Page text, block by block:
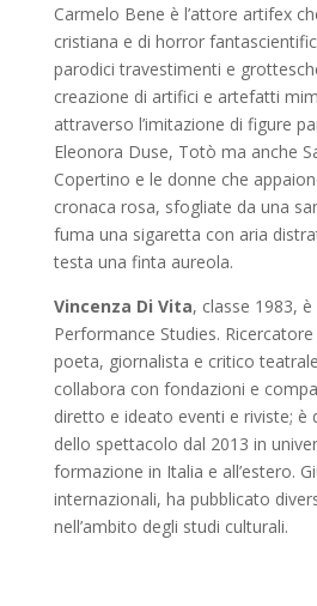
Carmelo Bene è l’attore artifex
cristiana e di horror
parodici travestimenti e
creazione di artifici e artefatti
attraverso l’imitazione di figure
Eleonora Duse, Totò ma anche
Copertino e le donne che
cronaca rosa, sfogliate da una
fuma una sigaretta con aria
testa una finta aureola.
Vincenza Di Vita, classe 1983,
Performance Studies.
poeta, giornalista e critico
collabora con fondazioni e
diretto e ideato eventi e riviste; è
dello spettacolo dal 2013 in
formazione in Italia e all’estero.
internazionali, ha pubblicato
nell’ambito degli studi culturali.